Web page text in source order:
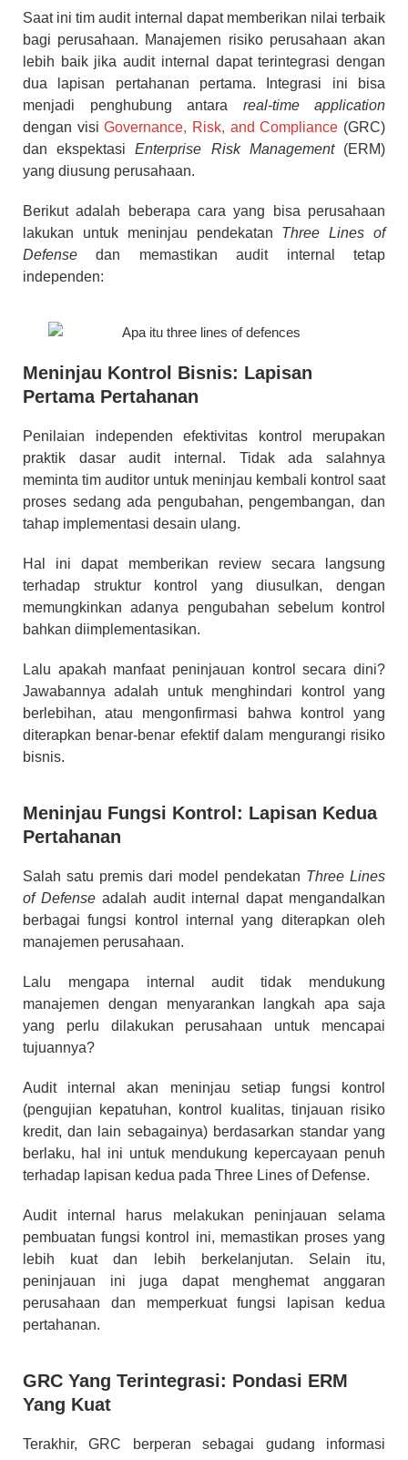
Saat ini tim audit internal dapat memberikan nilai terbaik
bagi perusahaan. Manajemen risiko perusahaan akan
lebih baik jika audit internal dapat terintegrasi dengan
dua lapisan pertahanan pertama. Integrasi ini bisa
menjadi penghubung antara real-time application
dengan visiGovernance, Risk, and Compliance (GRC)
dan ekspektasiEnterprise Risk Management(ERM)
yang diusung perusahaan.
Berikut adalah beberapa cara yang bisa perusahaan
lakukan untuk meninjau pendekatan Three Lines of
Defense dan memastikan audit internal tetap
independen:
Meninjau Kontrol Bisnis: Lapisan
Pertama Pertahanan
Penilaian independen efektivitas kontrol merupakan
praktik dasar audit internal. Tidak ada salahnya
meminta tim auditor untuk meninjau kembali kontrol saat
proses sedang ada pengubahan, pengembangan, dan
tahap implementasi desain ulang.
Hal ini dapat memberikan review secara langsung
terhadap struktur kontrol yang diusulkan, dengan
memungkinkan adanya pengubahan sebelum kontrol
bahkan diimplementasikan.
Lalu apakah manfaat peninjauan kontrol secara dini?
Jawabannya adalah untuk menghindari kontrol yang
berlebihan, atau mengonfirmasi bahwa kontrol yang
diterapkan benar-benar efektif dalam mengurangi risiko
bisnis.
Meninjau Fungsi Kontrol: Lapisan Kedua
Pertahanan
Salah satu premis dari model pendekatan Three Lines
of Defense adalah audit internal dapat mengandalkan
berbagai fungsi kontrol internal yang diterapkan oleh
manajemen perusahaan.
Lalu mengapa internal audit tidak mendukung
manajemen dengan menyarankan langkah apa saja
yang perlu dilakukan perusahaan untuk mencapai
tujuannya?
Audit internal akan meninjau setiap fungsi kontrol
(pengujian kepatuhan, kontrol kualitas, tinjauan risiko
kredit, dan lain sebagainya) berdasarkan standar yang
berlaku, hal ini untuk mendukung kepercayaan penuh
terhadap lapisan kedua pada Three Lines of Defense.
Audit internal harus melakukan peninjauan selama
pembuatan fungsi kontrol ini, memastikan proses yang
lebih kuat dan lebih berkelanjutan. Selain itu,
peninjauan ini juga dapat menghemat anggaran
perusahaan dan memperkuat fungsi lapisan kedua
pertahanan.
GRC Yang Terintegrasi: Pondasi ERM
Yang Kuat
Terakhir, GRC berperan sebagai gudang informasi